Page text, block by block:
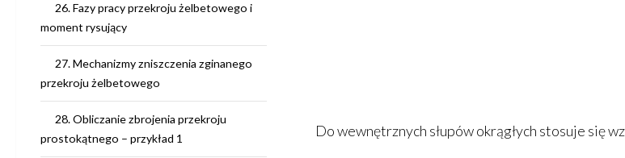
Do wewnętrznych słupów okrągłych stosuje się
26. Fazy pracy przekroju żelbetowego i
moment rysujący
27. Mechanizmy zniszczenia zginanego
przekroju żelbetowego
28. Obliczanie zbrojenia przekroju
prostokątnego – przykład 1